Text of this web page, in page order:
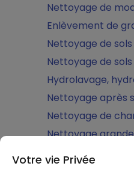
Nettoyage de
Enlèvement de
Nettoyage de
Nettoyage de
Hydrolavage,
Nettoyage après
Nettoyage de
Nettoyage
Vide maison
Votre vie Privée